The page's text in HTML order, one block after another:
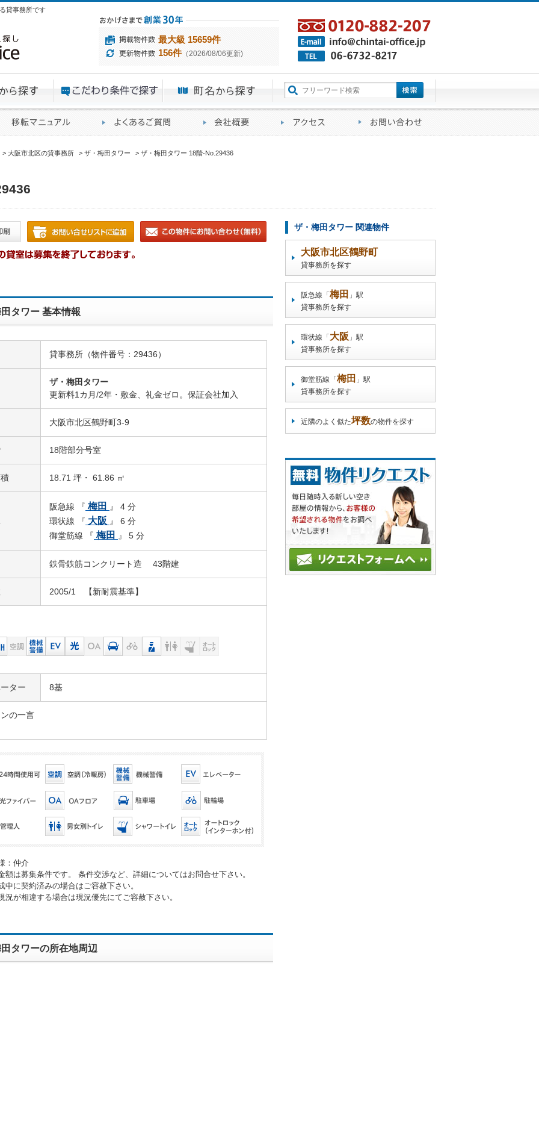
貸事務所です
最大級 15659件
156件（2026/08/06更新)
大阪市北区の貸事務所 ザ・梅田タワー ザ・梅田タワー 18階-No.29436
タワー 基本情報
貸事務所（物件番号：29436）
ザ・梅田タワー
更新料1カ月/2年・敷金、礼金ゼロ。保証会社加入
大阪市北区鶴野町3-9
18階部分号室
18.71 坪・ 61.86 ㎡
阪急線 『 梅田
』 4 分
環状線 『 大阪 』 6 分
御堂筋線 『 梅田 』 5 分
鉄骨鉄筋コンクリート造 43階建
2005/1 【新耐震基準】
ター 8基
の一言
：仲介
は募集条件です。 条件交渉など、詳細についてはお問合せ下さい。
に契約済みの場合はご容赦下さい。
が相違する場合は現況優先にてご容赦下さい。
タワーの所在地周辺
ザ・梅田タワー 関連物件
大阪市北区鶴野町
貸事務所を探す
阪急線「 梅田 」駅
貸事務所を探す
環状線「 大阪 」駅
貸事務所を探す
御堂筋線「 梅田 」駅
貸事務所を探す
近隣のよく似た坪数の物件を探す